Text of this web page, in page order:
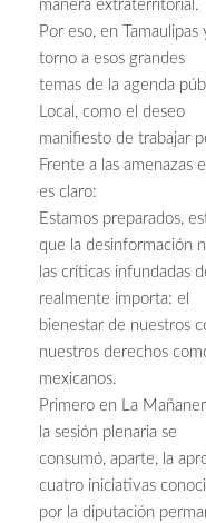
manera extraterritorial.
Por eso, en
torno a esos grandes
temas de la agenda
Local, como el deseo
manifiesto de trabajar
Frente a las amenazas
es claro:
Estamos preparados,
que la desinformación
las críticas infundadas
realmente importa: el
bienestar de nuestros
nuestros derechos
mexicanos.
Primero en La
la sesión plenaria se
consumó, aparte, la
cuatro iniciativas
por la diputación